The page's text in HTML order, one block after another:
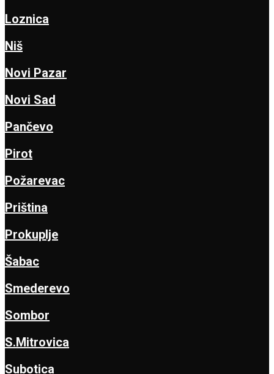
Loznica
Niš
Novi Pazar
Novi Sad
Pančevo
Pirot
Požarevac
Priština
Prokuplje
Šabac
Smederevo
Sombor
S.Mitrovica
Subotica